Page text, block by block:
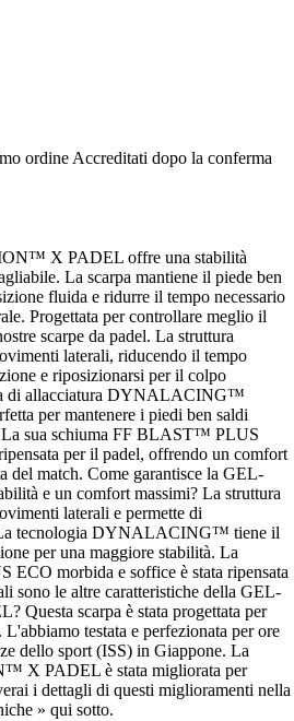
ordineAccreditati dopo la conferma
X PADEL offre una stabilità
La scarpa mantiene il piede ben
fluida e ridurre il tempo necessario
Progettata per controllare meglio il
scarpe da padel. La struttura
laterali, riducendo il tempo
e riposizionarsi per il colpo
di allacciatura DYNALACING™
per mantenere i piedi ben saldi
sua schiuma FF BLAST™ PLUS
per il padel, offrendo un comfort
del match. Come garantisce la GEL-
e un comfort massimi? La struttura
laterali e permette di
tecnologia DYNALACING™ tiene il
per una maggiore stabilità. La
morbida e soffice è stata ripensata
sono le altre caratteristiche della GEL-
scarpa è stata progettata per
testata e perfezionata per ore
dello sport (ISS) in Giappone. La
X PADEL è stata migliorata per
i dettagli di questi miglioramenti nella
» qui sotto.